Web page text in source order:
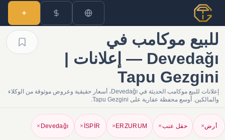
للبيع موكامب في
Devedağı — إعلانات |
Tapu Gezgini
إعلانات للبيع موكامب الحديثة في Devedağı، أسعار حقيقية وعروض موثوقة من الوكلاء
والمالكين. أوسع محفظة عقارية على Tapu Gezgini.
أرض× حقل عنب×
ERZURUM
×
İSPİR
×
Devedağı
×